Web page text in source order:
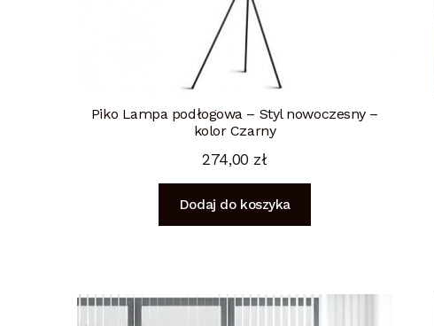
Piko Lampa podłogowa – Styl nowoczesny –
kolor Czarny
274,00 zł
Dodaj do koszyka